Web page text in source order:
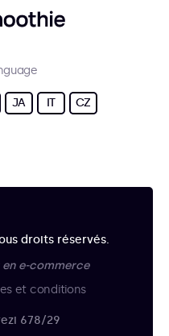
JA IT CZ
droits réservés.
en e-commerce
et conditions
678/29